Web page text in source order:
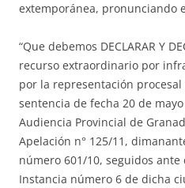
extemporánea, pronunciando
“Que debemos DECLARAR Y
recurso extraordinario por
por la representación
sentencia de fecha 20 de
Audiencia Provincial de
Apelación n° 125/11,
número 601/10, seguidos ante
Instancia número 6 de dicha